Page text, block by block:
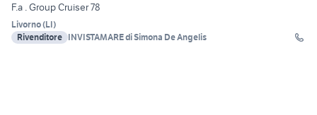
F.a . Group Cruiser 78
Livorno(LI)
Rivenditore INVISTAMARE di Simona De Angelis